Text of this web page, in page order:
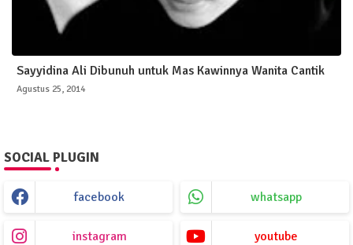
Sayyidina Ali Dibunuh untuk Mas Kawinnya Wanita Cantik
Agustus 25, 2014
SOCIAL PLUGIN
facebook whatsapp
instagram youtube